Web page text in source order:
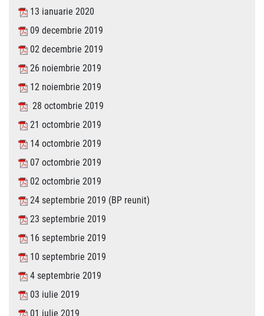
13 ianuarie 2020
09 decembrie 2019
02 decembrie 2019
26 noiembrie 2019
12 noiembrie 2019
28 octombrie 2019
21 octombrie 2019
14 octombrie 2019
07 octombrie 2019
02 octombrie 2019
24 septembrie 2019 (BP reunit)
23 septembrie 2019
16 septembrie 2019
10 septembrie 2019
4 septembrie 2019
03 iulie 2019
01 iulie 2019